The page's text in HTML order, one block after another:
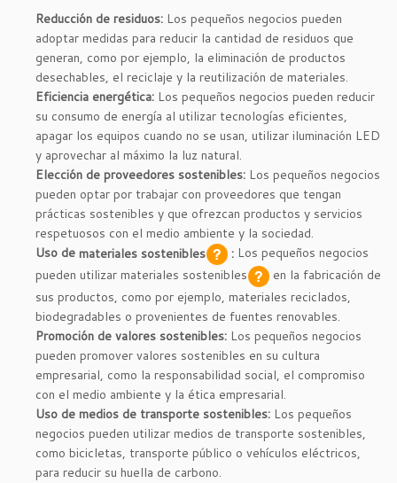
Reducción de residuos: Los pequeños negocios pueden
adoptar medidas para reducir la cantidad de residuos que
generan, como por ejemplo, la eliminación de productos
desechables, el reciclaje y la reutilización de materiales.
Eficiencia energética: Los pequeños negocios pueden reducir
su consumo de energía al utilizar tecnologías eficientes,
apagar los equipos cuando no se usan, utilizar iluminación LED
y aprovechar al máximo la luz natural.
Elección de proveedores sostenibles: Los pequeños negocios
pueden optar por trabajar con proveedores que tengan
prácticas sostenibles y que ofrezcan productos y servicios
respetuosos con el medio ambiente y la sociedad.
Uso de materiales sostenibles : Los pequeños negocios
pueden utilizar materiales sostenibles
en la fabricación de
sus productos, como por ejemplo, materiales reciclados,
biodegradables o provenientes de fuentes renovables.
Promoción de valores sostenibles: Los pequeños negocios
pueden promover valores sostenibles en su cultura
empresarial, como la responsabilidad social, el compromiso
con el medio ambiente y la ética empresarial.
Uso de medios de transporte sostenibles: Los pequeños
negocios pueden utilizar medios de transporte sostenibles,
como bicicletas, transporte público o vehículos eléctricos,
para reducir su huella de carbono.